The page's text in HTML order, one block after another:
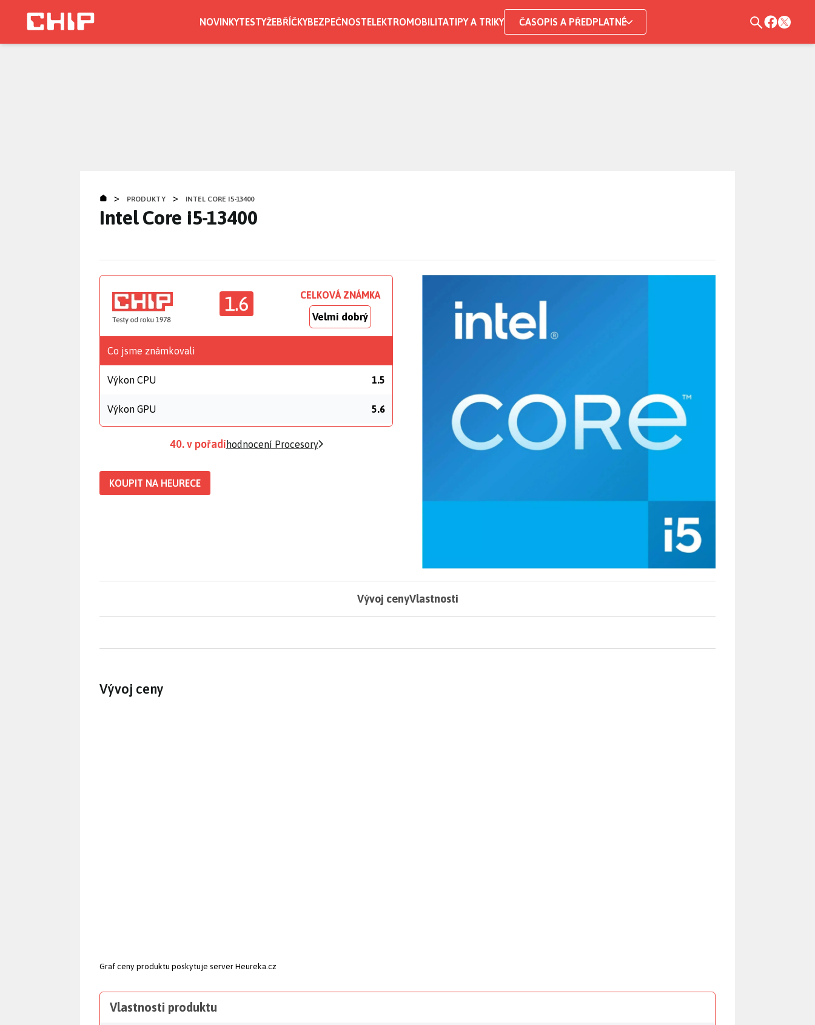
NOVINKYTESTYŽEBŘÍČKYBEZPEČNOSTELEKTROMOBILITATIPY A TRIKY ČASOPIS A PŘEDPLATNÉ
> PRODUKTY > INTEL CORE I5-13400
Intel Core i5-13400
1.6 CELKOVÁ ZNÁMKA
Velmi dobrý
Co jsme známkovali
Výkon CPU 1.5
Výkon GPU 5.6
40. v pořadí hodnocení Procesory
KOUPIT NA HEURECE
Vývoj cenyVlastnosti
Vývoj ceny
Graf ceny produktu poskytuje server Heureka.cz
Vlastnosti produktu